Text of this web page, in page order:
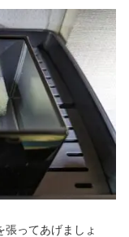
ってあげましょ